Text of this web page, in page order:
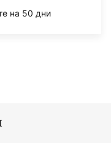
на 50 дни